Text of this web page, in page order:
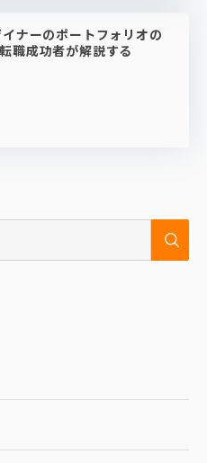
ナーのポートフォリオの
職成功者が解説する
検